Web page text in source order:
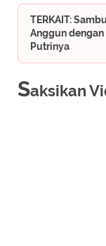
TERKAIT:
Anggun
Putrinya
Saksikan